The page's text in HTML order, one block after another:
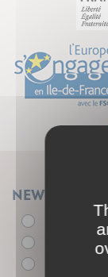
Newsletter
- de 26 ans